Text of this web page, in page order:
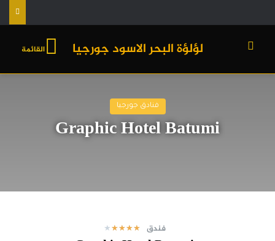
لؤلؤة البحر الاسود جورجيا القائمة
فنادق جورجيا
Graphic Hotel Batumi
فندق ★
★
★
★
★